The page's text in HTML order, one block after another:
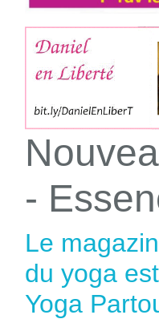
-
Le
du yoga
Yoga